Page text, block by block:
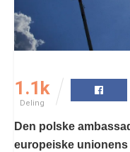
1.1k
Deling
Den polske
europeiske